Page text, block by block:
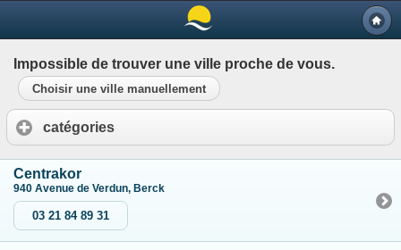
Impossible de trouver une ville proche de vous.
Choisir une ville manuellement
catégories
Centrakor
940 Avenue de Verdun, Berck
03 21 84 89 31